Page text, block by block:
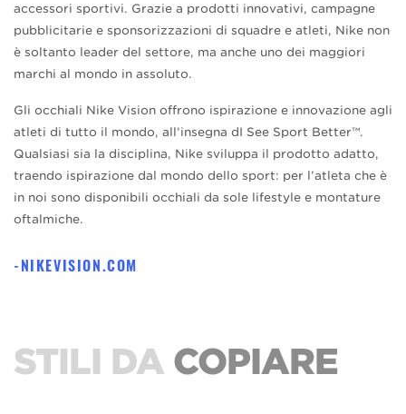
accessori sportivi. Grazie a prodotti innovativi, campagne
pubblicitarie e sponsorizzazioni di squadre e atleti, Nike non
è soltanto leader del settore, ma anche uno dei maggiori
marchi al mondo in assoluto.
Gli occhiali Nike Vision offrono ispirazione e innovazione agli
atleti di tutto il mondo, all’insegna dI See Sport Better™.
Qualsiasi sia la disciplina, Nike sviluppa il prodotto adatto,
traendo ispirazione dal mondo dello sport: per l’atleta che è
in noi sono disponibili occhiali da sole lifestyle e montature
oftalmiche.
NIKEVISION.COM
STILI DA COPIARE